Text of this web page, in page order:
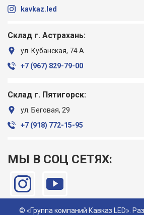
kavkaz.led
Склад г. Астрахань:
ул. Кубанская, 74 А
+7 (967) ‎829-79-00
Склад г. Пятигорск:
ул. Беговая, 29
+7 (918) ‎772-15-95
МЫ В СОЦ СЕТЯХ:
© «Группа компаний Кавказ LED».